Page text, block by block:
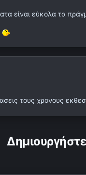
είναι εύκολα τα
τους χρονους